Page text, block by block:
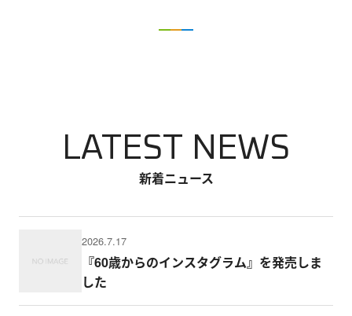
新着ニュース
LATEST NEWS
2026.7.17
『60歳からのインスタグラム』を発売しま
した